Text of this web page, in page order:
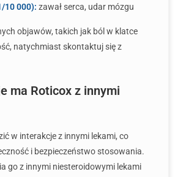
10 000): zawał serca, udar mózgu
objawów, takich jak ból w klatce
natychmiast skontaktuj się z
ma Roticox z innymi
w interakcje z innymi lekami, co
i bezpieczeństwo stosowania.
go z innymi niesteroidowymi lekami